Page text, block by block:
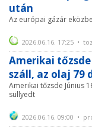
után
Az európai gázár
2026.06.16. 17:25 •
Amerikai tőzsde
száll, az olaj 79
Amerikai tőzsde Június
süllyedt
2026.06.16. 09:00 •